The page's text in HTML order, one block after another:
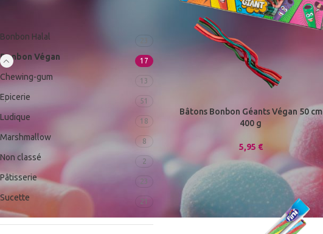
Bonbon Halal
Bonbon Végan 17
Chewing-gum 13
Epicerie 51
Ludique 18
Marshmallow 8
Non classé 2
Pâtisserie 23
Sucette 21
Bâtons Bonbon Géants Végan 50 cm
400 g
5,95 €